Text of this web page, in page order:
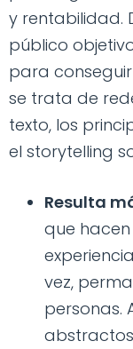
y rentabilidad.
público
para
se trata de
texto, los
el storytelling
Resulta
que
vez,
personas.